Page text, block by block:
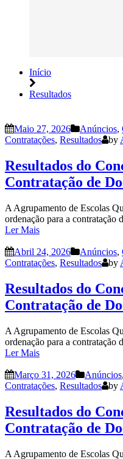
Início
Resultados
Maio 27, 2026 Anúncios,
Contratações, Resultados by
Resultados do
Contratação de
A Agrupamento de Escolas
ordenação para a contratação
Ler Mais
Abril 24, 2026 Anúncios,
Contratações, Resultados by
Resultados do
Contratação de
A Agrupamento de Escolas
ordenação para a contratação
Ler Mais
Março 31, 2026 Anúncios,
Contratações, Resultados by
Resultados do
Contratação de
A Agrupamento de Escolas